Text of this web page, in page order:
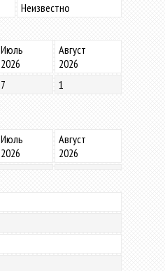
Неизвестно
Июль
2026
Август
2026
7 1
Июль
2026
Август
2026